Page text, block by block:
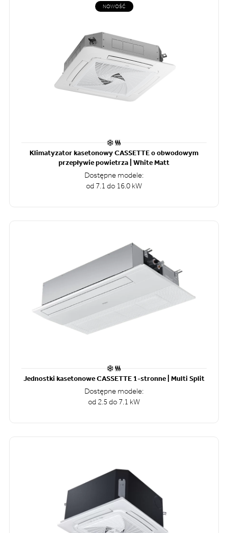
NOWOŚĆ
Klimatyzator kasetonowy CASSETTE o obwodowym
przepływie powietrza | White Matt
Dostępne modele:
od 7.1 do 16.0 kW
Jednostki kasetonowe CASSETTE 1-stronne | Multi Split
Dostępne modele:
od 2.5 do 7.1 kW